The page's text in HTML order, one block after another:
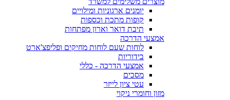
יומנים ארגוניות ומילויים
קופות מתכת וכספות
תיבת דואר וארון מפתחות
אמצעי הדרכה
לוחות שעם לוחות מחיקים ופליפצ'ארט
בידוריות
אמצעי הדרכה - כללי
מסכים
עטי ציון לייזר
מזון וחומרי ניקוי